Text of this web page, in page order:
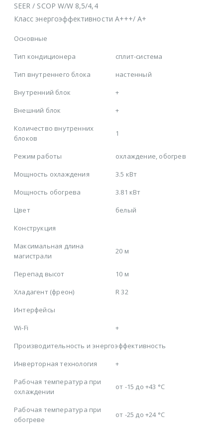
SEER / SCOP W/W 8,5/4,4
Класс энергоэффективности A+++/ A+
Основные
Тип кондиционера
сплит-система
Тип внутреннего блока
настенный
Внутренний блок
+
Внешний блок
+
Количество внутренних
блоков
1
Режим работы
охлаждение, обогрев
Мощность охлаждения
3.5 кВт
Мощность обогрева
3.81 кВт
Цвет
белый
Конструкция
Максимальная длина
магистрали
20 м
Перепад высот
10 м
Хладагент (фреон)
R 32
Интерфейсы
Wi-Fi
+
Производительность и энергоэффективность
Инверторная технология
+
Рабочая температура при
охлаждении
от -15 до +43 °C
Рабочая температура при
обогреве
от -25 до +24 °C